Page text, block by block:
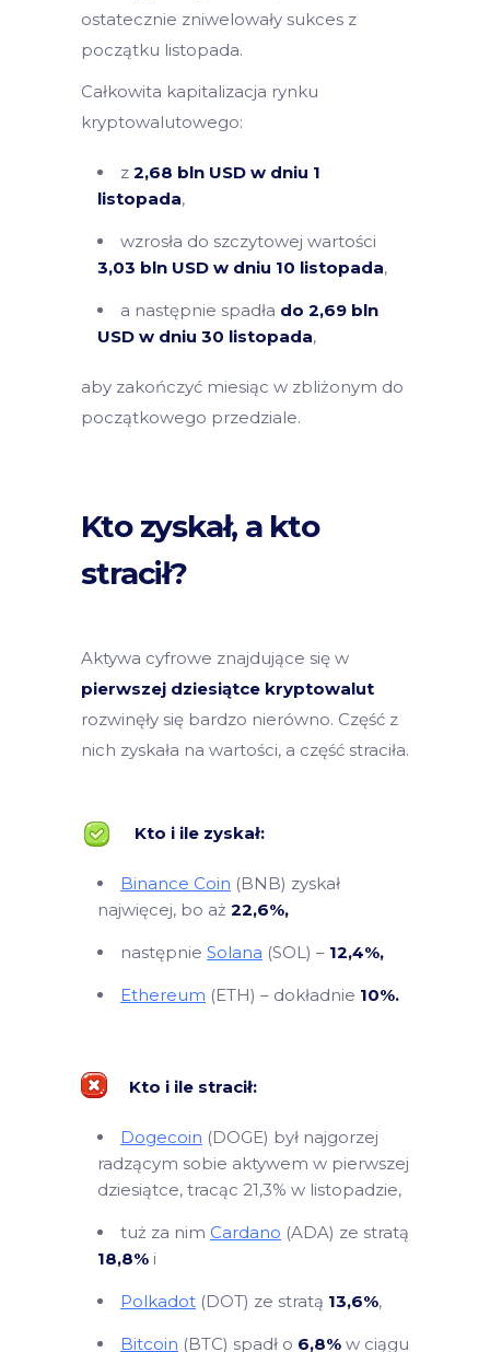
ostatecznie zniwelowały sukces z
początku listopada.
Całkowita kapitalizacja rynku
kryptowalutowego:
z 2,68 bln USD w dniu 1
listopada,
wzrosła do szczytowej wartości
3,03 bln USD w dniu 10 listopada,
a następnie spadła do 2,69 bln
USD w dniu 30 listopada,
aby zakończyć miesiąc w zbliżonym do
początkowego przedziale.
Kto zyskał, a kto
stracił?
Aktywa cyfrowe znajdujące się w
pierwszej dziesiątce kryptowalut
rozwinęły się bardzo nierówno. Część z
nich zyskała na wartości, a część straciła.
Kto i ile zyskał:
Binance Coin (BNB) zyskał
najwięcej, bo aż 22,6%,
następnie Solana (SOL) – 12,4%,
Ethereum (ETH) – dokładnie 10%.
Kto i ile stracił:
Dogecoin (DOGE) był najgorzej
radzącym sobie aktywem w pierwszej
dziesiątce, tracąc 21,3% w listopadzie,
tuż za nim Cardano (ADA) ze stratą
18,8% i
Polkadot (DOT) ze stratą 13,6%,
Bitcoin (BTC) spadł o 6,8% w ciągu